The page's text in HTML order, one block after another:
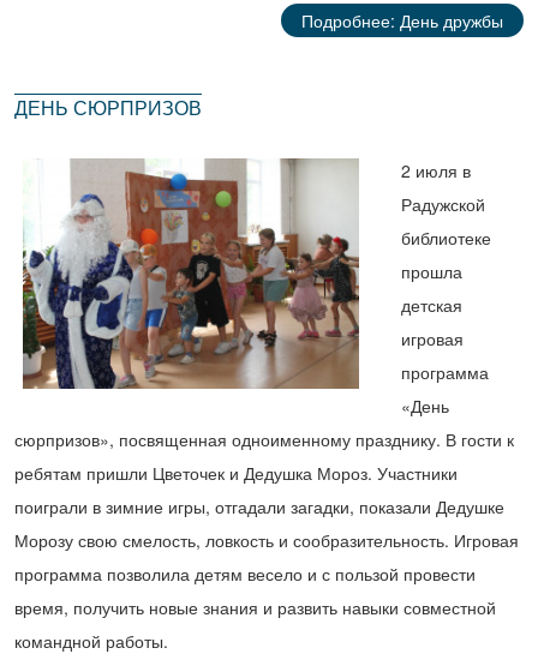
Подробнее: День дружбы
ДЕНЬ СЮРПРИЗОВ
2 июля в
Радужской
библиотеке
прошла
детская
игровая
программа
«День
сюрпризов», посвященная одноименному празднику. В гости к
ребятам пришли Цветочек и Дедушка Мороз. Участники
поиграли в зимние игры, отгадали загадки, показали Дедушке
Морозу свою смелость, ловкость и сообразительность. Игровая
программа позволила детям весело и с пользой провести
время, получить новые знания и развить навыки совместной
командной работы.